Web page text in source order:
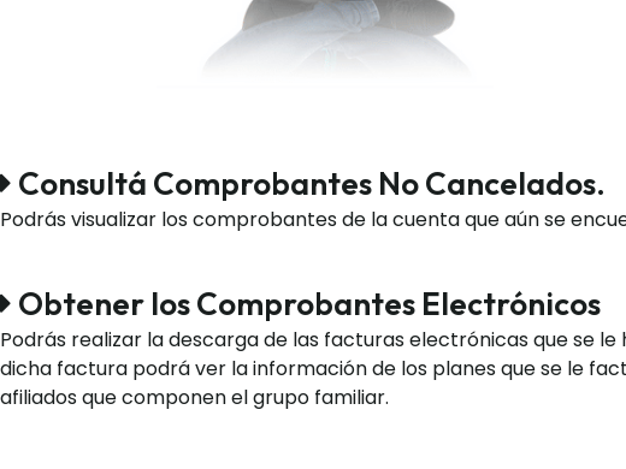
Consultá Comprobantes No Cancelados.
Podrás visualizar los comprobantes de la cuenta que aún se
Obtener los Comprobantes Electrónicos
Podrás realizar la descarga de las facturas electrónicas que se le
dicha factura podrá ver la información de los planes que se le
afiliados que componen el grupo familiar.